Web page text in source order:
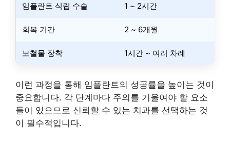
임플란트 식립 수술 1 ~ 2시간
회복 기간 2 ~ 6개월
보철물 장착 1시간 ~ 여러 차례
이런 과정을 통해 임플란트의 성공률을 높이는 것이
중요합니다. 각 단계마다 주의를 기울여야 할 요소
들이 있으므로 신뢰할 수 있는 치과를 선택하는 것
이 필수적입니다.